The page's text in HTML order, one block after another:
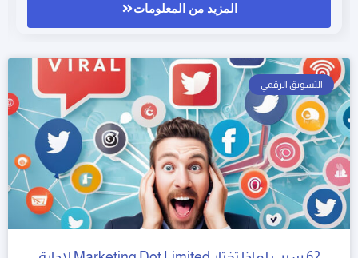
المزيد من المعلومات
التسويق الرقمي